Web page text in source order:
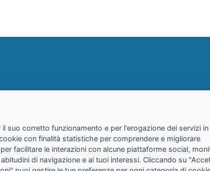
suo corretto funzionamento e per l'erogazione dei servizi
con finalità statistiche per comprendere e migliorare
facilitare le interazioni con alcune piattaforme social,
di navigazione e ai tuoi interessi. Cliccando su